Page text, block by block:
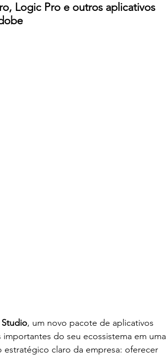
Logic Pro e outros aplicativos
, um novo pacote de aplicativos
do seu ecossistema em uma
estratégico claro da empresa: oferecer